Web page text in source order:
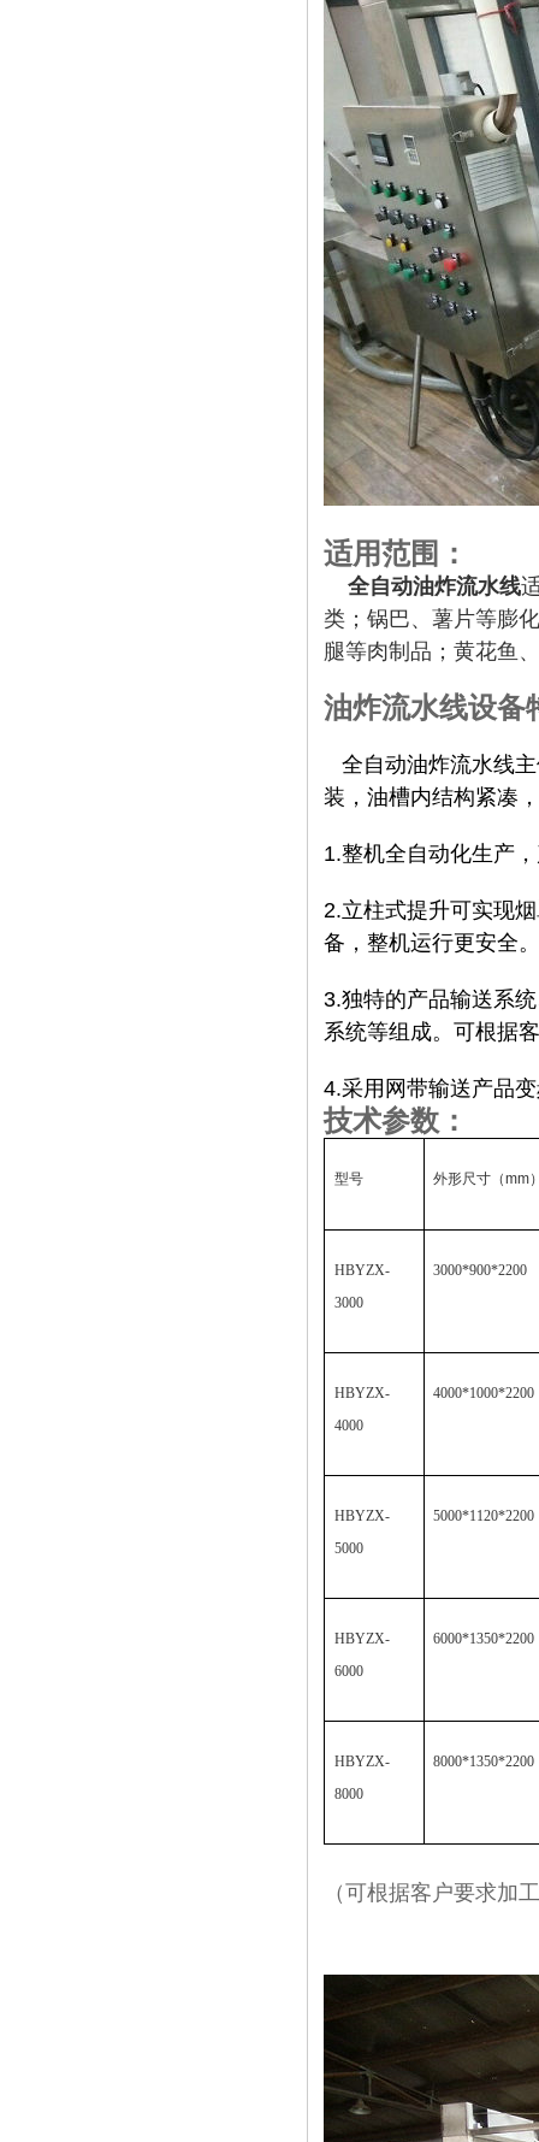
适用范围：
全自动油炸流水线
类；锅巴、薯片等膨
腿等肉制品；黄花鱼
油炸流水线设备
全自动油炸流水线
装，油槽内结构紧凑
1.整机全自动化生产
2.立柱式提升可实现
备，整机运行更安全。
3.独特的产品输送系
系统等组成。可根据
4.采用网带输送产品
技术参数：
型号 外形尺寸（mm
HBYZX-
3000
3000*900*2200
HBYZX-
4000
4000*1000*2200
HBYZX-
5000
5000*1120*2200
HBYZX-
6000
6000*1350*2200
HBYZX-
8000
8000*1350*2200
（可根据客户要求加